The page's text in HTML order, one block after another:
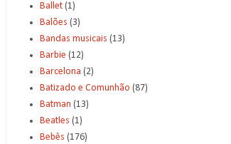
Ballet (1)
Balões (3)
Bandas musicais (13)
Barbie (12)
Barcelona (2)
Batizado e Comunhão (87)
Batman (13)
Beatles (1)
Bebês (176)